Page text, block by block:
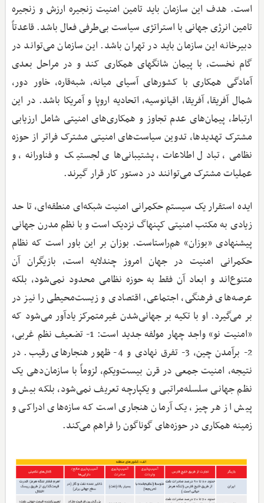
است. هدف این سازمان باید تامین امنیت زنجیره ارزش و زنجیره
تامین انرژی جهانی با استراتژی سیاست بی‌طرفی فعال باشد. قاعدتاً
دبیرخانه این سازمان باید در تهران باشد. این سازمان می‌تواند در
گام نخست، با پیمان شانگهای همکاری کند و در مراحل بعدی
آمادگی همکاری با کشورهای آسیای میانه، شبه‌قاره، خاور دور،
شمال آفریقا، آفریقا، اقیانوسیه، اتحادیه اروپا و آمریکا باشد. در این
ارتباط، پیمان‌های عدم تجاوز و همکاری‌های امنیتی شامل ارزیابی
مشترک تهدیدها، تدوین سیاست‌های امنیتی مشترک فراتر از حوزه
نظامی، تبادل اطلاعات، پشتیبانی‌های لجستیک و فناورانه، و
عملیات مشترک می‌توانند در دستور کار قرار گیرند.
ایده استقرار یک سیستم حکمرانی امنیت شبکه‌ای منطقه‌ای، تا حد
زیادی به مکتب امنیتی کپنهاگ نزدیک است و با نظم مدرن جهانی
پیشنهادی «بوزان» هم‌راستاست. بوزان بر این باور است که نظام
حکمرانی امنیت در جهان امروز چندلایه است، بازیگران آن
متنوع‌اند و ابعاد آن فقط به حوزه نظامی محدود نمی‌شود، بلکه
عرصه‌های فرهنگی، اجتماعی، اقتصادی و زیست‌محیطی را نیز در
بر می‌گیرد. او با تکیه بر جهانی‌شدن غیرمتمرکز یادآور می‌شود که
«امنیت نو» واجد چهار مولفه جدید است: 1- تضعیف نظم غربی،
2- برآمدن چین، 3- تفرق نهادی و 4- ظهور هنجارهای رقیب. در
نتیجه، امنیت جمعی در قرن بیست‌ویکم، لزوماً با سازمان‌دهی یک
نظم جهانی سلسله‌مراتبی و یکپارچه تعریف نمی‌شود، بلکه بیش و
پیش از هر چیز، یک آرمان هنجاری است که سازه‌های ادراکی و
زمینه همکاری در حوزه‌های گوناگون را فراهم می‌کند.